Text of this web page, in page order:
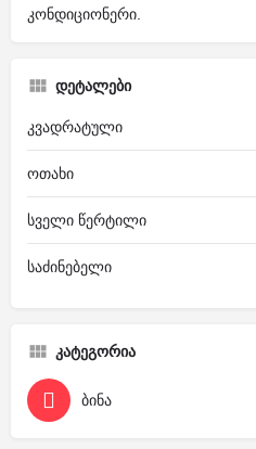
კონდიციონერი.
დეტალები
კვადრატული
ოთახი
სველი წერტილი
საძინებელი
კატეგორია
ბინა